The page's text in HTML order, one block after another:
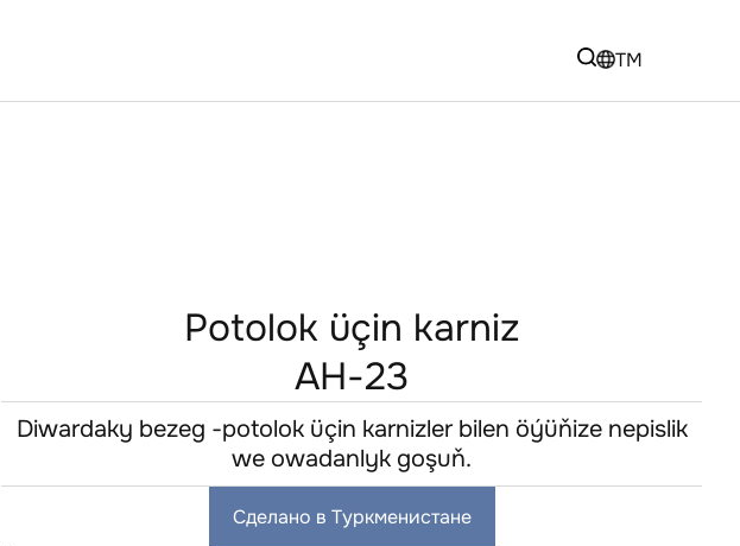
TM
Potolok üçin karniz
AH-23
Diwardaky bezeg -potolok üçin karnizler bilen öýüňize nepislik
we owadanlyk goşuň.
Сделано в Туркменистане